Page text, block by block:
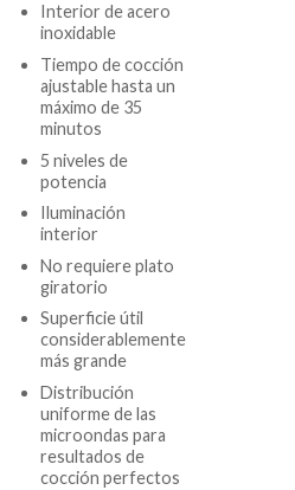
Interior de acero
inoxidable
Tiempo de cocción
ajustable hasta un
máximo de 35
minutos
5 niveles de
potencia
Iluminación
interior
No requiere plato
giratorio
Superficie útil
considerablemente
más grande
Distribución
uniforme de las
microondas para
resultados de
cocción perfectos